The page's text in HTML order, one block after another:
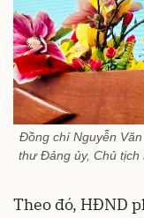
Đồng chí Nguyễn
thư Đảng ủy, Chủ tịch
Theo đó, HĐND